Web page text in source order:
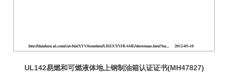
UL142易燃和可燃液体地上钢制油箱认证证书(MH47827)